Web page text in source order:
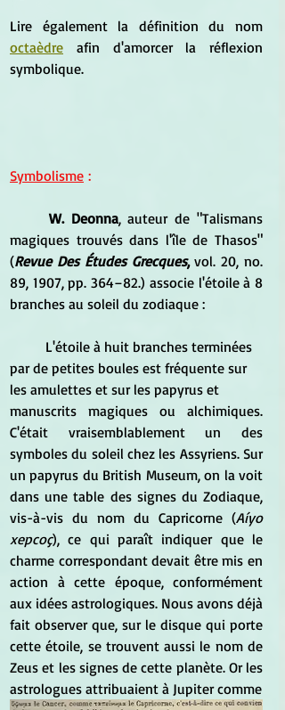
octaèdre afin d'amorcer la réflexion
symbolique.
Symbolisme :
W. Deonna, auteur de "Talismans
magiques trouvés dans l'île de Thasos"
(Revue Des Études Grecques, vol. 20, no.
89, 1907, pp. 364–82.) associe l'étoile à 8
branches au soleil du zodiaque :
par de petites boules est fréquente sur
les amulettes et sur les papyrus et
manuscrits magiques ou alchimiques.
C'était vraisemblablement un des
symboles du soleil chez les Assyriens. Sur
un papyrus du British Museum, on la voit
dans une table des signes du Zodiaque,
vis-à-vis du nom du Capricorne (Aíyo
xepcoç), ce qui paraît indiquer que le
charme correspondant devait être mis en
action à cette époque, conformément
aux idées astrologiques. Nous avons déjà
fait observer que, sur le disque qui porte
cette étoile, se trouvent aussi le nom de
Zeus et les signes de cette planète. Or les
astrologues attribuaient à Jupiter comme